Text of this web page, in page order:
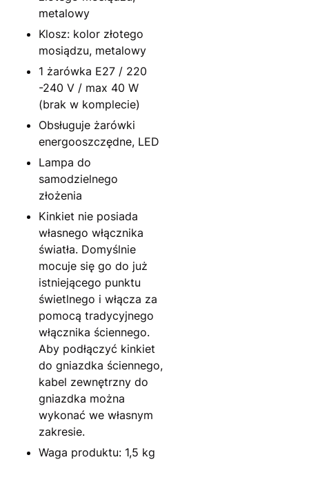
metalowy
Klosz: kolor złotego
mosiądzu, metalowy
1 żarówka E27 / 220
-240 V / max 40 W
(brak w komplecie)
Obsługuje żarówki
energooszczędne, LED
Lampa do
samodzielnego
złożenia
Kinkiet nie posiada
własnego włącznika
światła. Domyślnie
mocuje się go do już
istniejącego punktu
świetlnego i włącza za
pomocą tradycyjnego
włącznika ściennego.
Aby podłączyć kinkiet
do gniazdka ściennego,
kabel zewnętrzny do
gniazdka można
wykonać we własnym
zakresie.
Waga produktu: 1,5 kg